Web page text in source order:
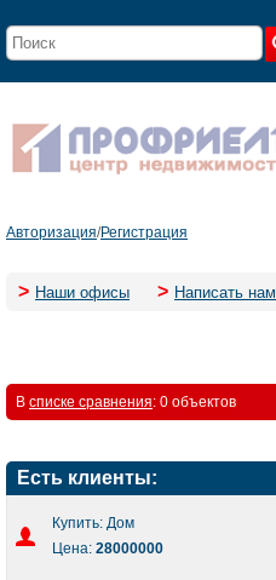
Авторизация/Регистрация
> Наши офисы > Написать нам
В списке сравнения: 0 объектов
Есть клиенты:
Купить: Дом
Цена: 28000000